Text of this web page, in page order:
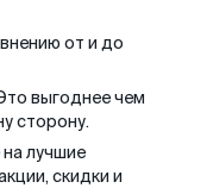
от и до
выгоднее чем
сторону.
лучшие
скидки и